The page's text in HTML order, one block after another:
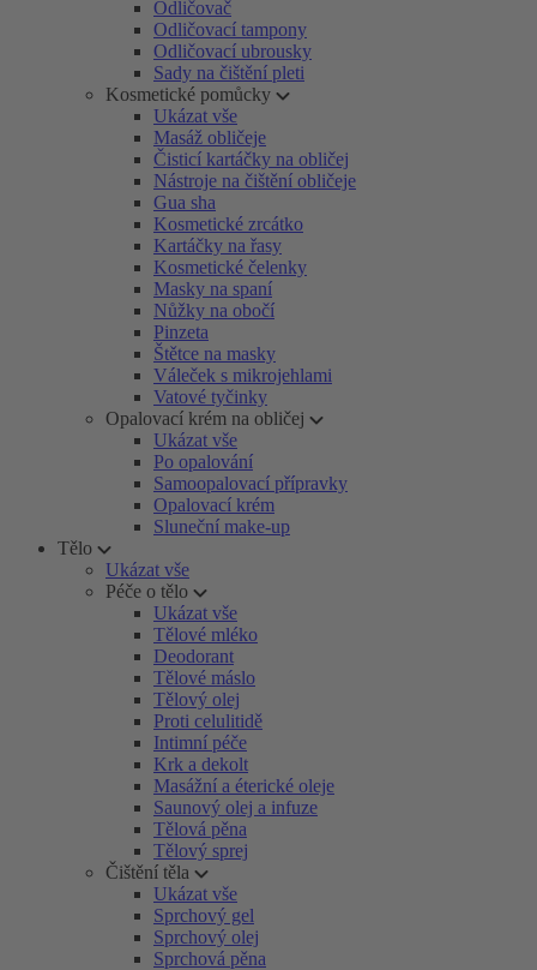
Odličovač
Odličovací tampony
Odličovací ubrousky
Sady na čištění pleti
Kosmetické pomůcky
Ukázat vše
Masáž obličeje
Čisticí kartáčky na obličej
Nástroje na čištění obličeje
Gua sha
Kosmetické zrcátko
Kartáčky na řasy
Kosmetické čelenky
Masky na spaní
Nůžky na obočí
Pinzeta
Štětce na masky
Váleček s mikrojehlami
Vatové tyčinky
Opalovací krém na obličej
Ukázat vše
Po opalování
Samoopalovací přípravky
Opalovací krém
Sluneční make-up
Tělo
Ukázat vše
Péče o tělo
Ukázat vše
Tělové mléko
Deodorant
Tělové máslo
Tělový olej
Proti celulitidě
Intimní péče
Krk a dekolt
Masážní a éterické oleje
Saunový olej a infuze
Tělová pěna
Tělový sprej
Čištění těla
Ukázat vše
Sprchový gel
Sprchový olej
Sprchová pěna